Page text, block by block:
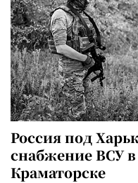
Россия под
снабжение ВСУ
Краматорске